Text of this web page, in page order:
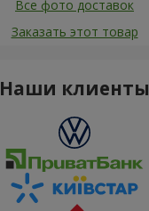
Все фото доставок
Заказать этот товар
Наши клиенты